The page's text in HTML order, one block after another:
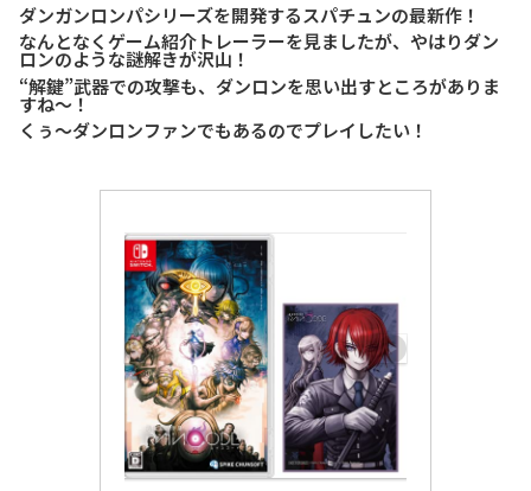
ダンガンロンパシリーズを開発するスパチュンの最新作！
なんとなくゲーム紹介トレーラーを見ましたが、やはりダン
ロンのような謎解きが沢山！
“解鍵”武器での攻撃も、ダンロンを思い出すところがありま
すね～！
くぅ～ダンロンファンでもあるのでプレイしたい！